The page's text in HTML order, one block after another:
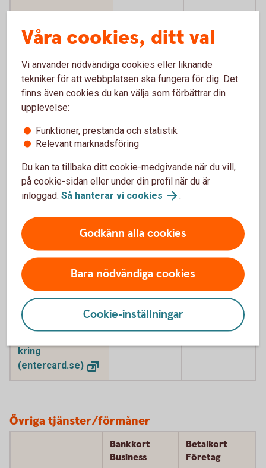
vid uttag och köp
Kortet har chip Ja Ja
Digitala
Fidesmo Pay
och Google
Pay
Försäkringar
Bankkort
Business
Företag
Kompletterande
kortförsäkring
- på resa
Ja Ja
kring
(entercard.se)
Övriga tjänster/förmåner
Bankkort
Business
Betalkort
Företag
Våra cookies, ditt val
Vi använder nödvändiga cookies eller liknande
tekniker för att webbplatsen ska fungera för dig. Det
finns även cookies du kan välja som förbättrar din
upplevelse:
Funktioner, prestanda och statistik
Relevant marknadsföring
Du kan ta tillbaka ditt cookie-medgivande när du vill,
på cookie-sidan eller under din profil när du är
inloggad. Så hanterar vi cookies .
Godkänn alla cookies
Bara nödvändiga cookies
Cookie-inställningar